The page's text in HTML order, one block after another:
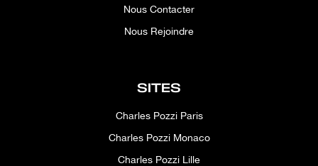
Nous Contacter
Nous Rejoindre
SITES
Charles Pozzi Paris
Charles Pozzi Monaco
Charles Pozzi Lille